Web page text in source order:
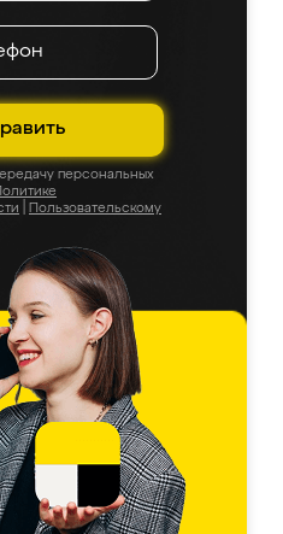
персональных
Пользовательскому